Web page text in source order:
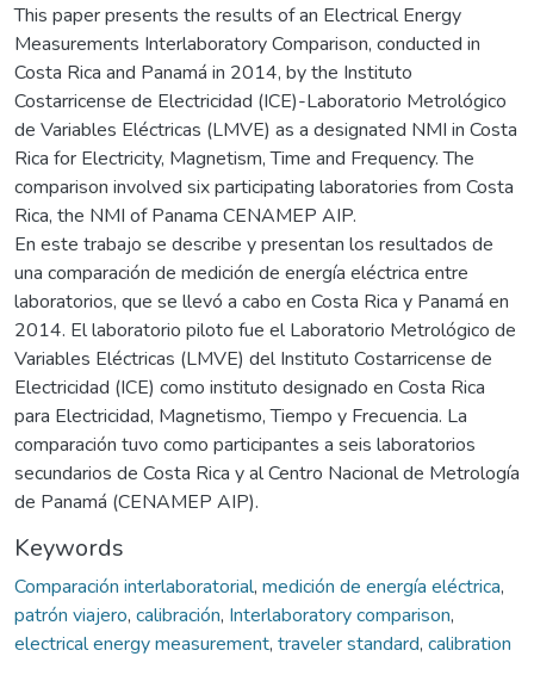
This paper presents the results of an Electrical Energy
Measurements Interlaboratory Comparison, conducted in
Costa Rica and Panamá in 2014, by the Instituto
Costarricense de Electricidad (ICE)-Laboratorio Metrológico
de Variables Eléctricas (LMVE) as a designated NMI in Costa
Rica for Electricity, Magnetism, Time and Frequency. The
comparison involved six participating laboratories from Costa
Rica, the NMI of Panama CENAMEP AIP.
En este trabajo se describe y presentan los resultados de
una comparación de medición de energía eléctrica entre
laboratorios, que se llevó a cabo en Costa Rica y Panamá en
2014. El laboratorio piloto fue el Laboratorio Metrológico de
Variables Eléctricas (LMVE) del Instituto Costarricense de
Electricidad (ICE) como instituto designado en Costa Rica
para Electricidad, Magnetismo, Tiempo y Frecuencia. La
comparación tuvo como participantes a seis laboratorios
secundarios de Costa Rica y al Centro Nacional de Metrología
de Panamá (CENAMEP AIP).
Keywords
Comparación interlaboratorial, medición de energía eléctrica,
patrón viajero, calibración, Interlaboratory comparison,
electrical energy measurement, traveler standard, calibration